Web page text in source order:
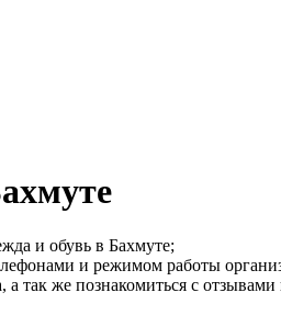
и обувь в Бахмуте;
и режимом работы
а так же познакомиться с